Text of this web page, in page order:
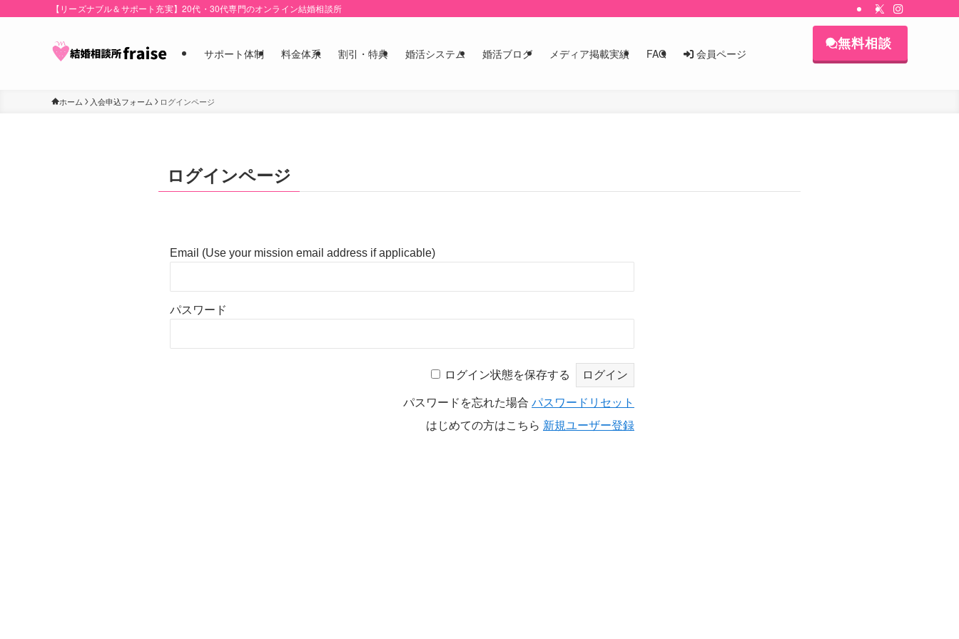
【リーズナブル＆サポート充実】20代・30代専門のオンライン結婚相談所
サポート体制 料金体系 割引・特典 婚活システム 婚活ブログ メディア掲載実績 FAQ 会員ページ
無料相談
ホーム 入会申込フォーム ログインページ
ログインページ
Email (Use your mission email address if applicable)
パスワード
ログイン状態を保存する
パスワードを忘れた場合 パスワードリセット
はじめての方はこちら 新規ユーザー登録